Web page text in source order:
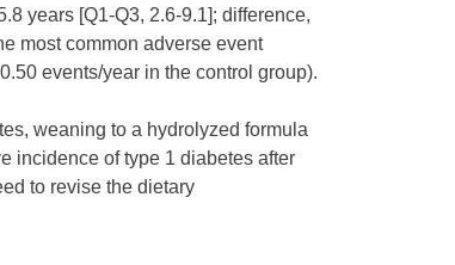
years [Q1-Q3, 2.6-9.1]; difference,
most common adverse event
events/year in the control group).
weaning to a hydrolyzed formula
incidence of type 1 diabetes after
to revise the dietary